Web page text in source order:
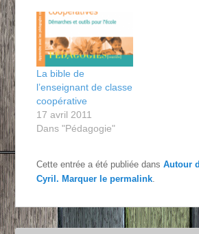
La bible de
l’enseignant de classe
coopérative
17 avril 2011
Dans "Pédagogie"
Cette entrée a été publiée dansAutour
Cyril. Marquer lepermalink.